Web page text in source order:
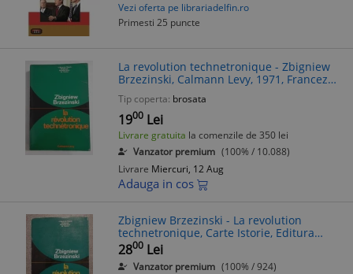
Vezi oferta pe librariadelfin.ro
Primesti 25 puncte
La revolution technetronique - Zbigniew
Brzezinski, Calmann Levy, 1971, Franceza,
Politica, 388 pagini
Tip coperta: brosata
1900 Lei
Livrare gratuita la comenzile de 350 lei
Vanzator premium (100% / 10.088)
Livrare Miercuri, 12 Aug
Adauga in cos
Zbigniew Brzezinski - La revolution
technetronique, Carte Istorie, Editura
Calmann-Levy, 1971, 387 pagini
2800 Lei
Vanzator premium (100% / 924)